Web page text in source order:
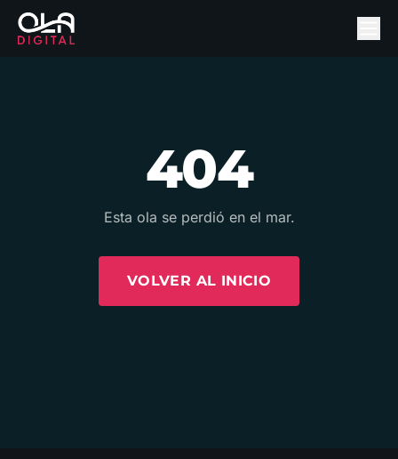
404
Esta ola se perdió en el mar.
VOLVER AL INICIO